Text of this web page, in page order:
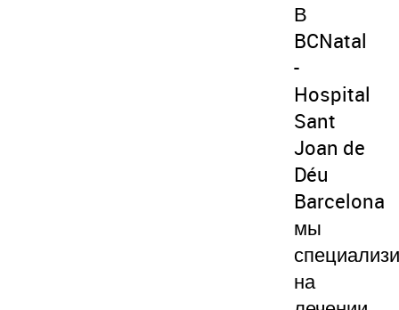
В
BCNatal
-
Hospital
Sant
Joan de
Déu
Barcelona
мы
на